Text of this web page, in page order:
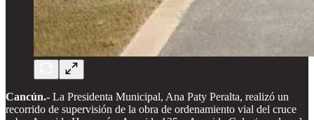
Cancún.- La Presidenta Municipal, Ana Paty Peralta, realizó un
recorrido de supervisión de la obra de ordenamiento vial del cruce